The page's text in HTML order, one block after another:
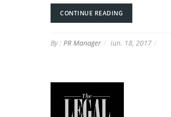
CONTINUE READING
By : PR Manager iun. 18, 2017